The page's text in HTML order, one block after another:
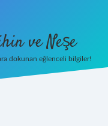
ve Neşe
dokunan eğlenceli bilgiler!